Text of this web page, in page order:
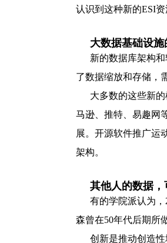
认识到这种新的ESI
大数据基础设
新的数据库架构
了数据缩放和存储，
大多数的这些新
马逊、推特、易趣网
展。开源软件推广运
架构。
其他人的数据
有的学院派认为
森曾在50年代后期所
创新是推动创造